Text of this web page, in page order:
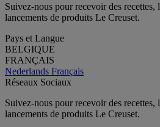
Suivez-nous pour recevoir des recettes,
lancements de produits Le Creuset.
Pays et Langue
BELGIQUE
FRANÇAIS
Nederlands Français
Réseaux Sociaux
Suivez-nous pour recevoir des recettes,
lancements de produits Le Creuset.